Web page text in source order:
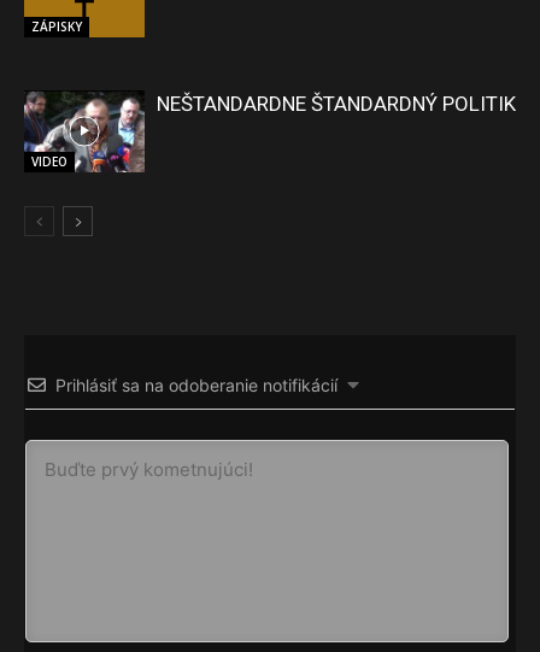
ZÁPISKY
VIDEO
NEŠTANDARDNE ŠTANDARDNÝ POLITIK
Prihlásiť sa na odoberanie notifikácií